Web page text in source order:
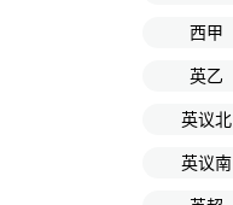
西甲
英乙
英议北
英议南